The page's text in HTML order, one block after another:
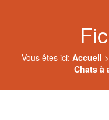
Vous êtes ici: Accueil >
Chats à